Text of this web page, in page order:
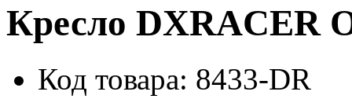
Кресло DXRACER
Код товара: 8433-DR